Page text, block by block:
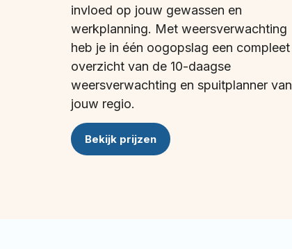
invloed op jouw gewassen en
werkplanning. Met weersverwachting
heb je in één oogopslag een compleet
overzicht van de 10-daagse
weersverwachting en spuitplanner van
jouw regio.
Bekijk prijzen